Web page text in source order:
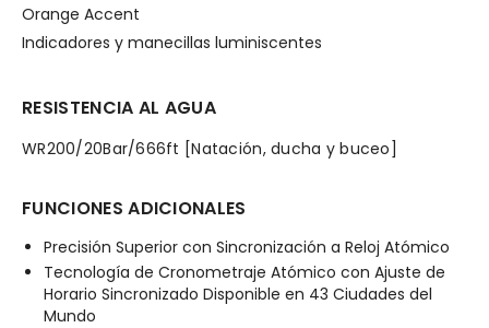
Orange Accent
Indicadores y manecillas luminiscentes
RESISTENCIA AL AGUA
WR200/20Bar/666ft [Natación, ducha y buceo]
FUNCIONES ADICIONALES
Precisión Superior con Sincronización a Reloj Atómico
Tecnología de Cronometraje Atómico con Ajuste de
Horario Sincronizado Disponible en 43 Ciudades del
Mundo